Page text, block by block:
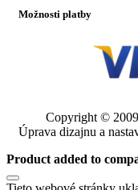
Možnosti platby
Copyright ©
Úprava dizajnu a
Product added to